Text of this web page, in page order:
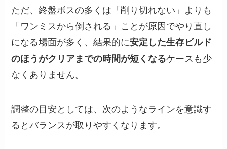
ただ、終盤ボスの多くは「削り切れない」よりも
「ワンミスから倒される」ことが原因でやり直し
になる場面が多く、結果的に安定した生存ビルド
のほうがクリアまでの時間が短くなるケースも少
なくありません。
調整の目安としては、次のようなラインを意識す
るとバランスが取りやすくなります。